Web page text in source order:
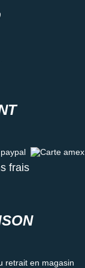
Carte amex
frais
en magasin